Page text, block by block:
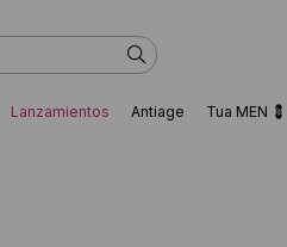
Lanzamientos Antiage Tua MEN 💈